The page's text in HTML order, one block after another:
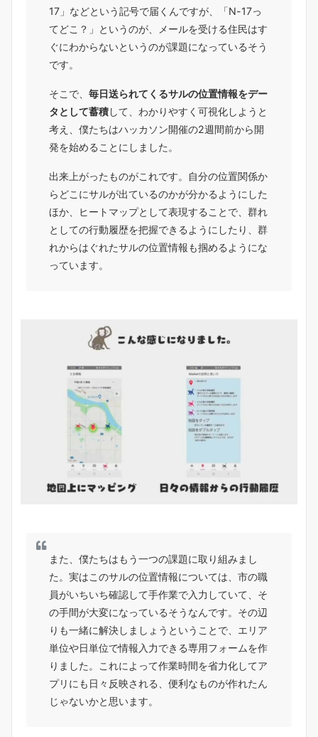
17」などという記号で届くんですが、「N-17っ
てどこ？」というのが、メールを受ける住民はす
ぐにわからないというのが課題になっているそう
です。
そこで、 毎日送られてくるサルの位置情報をデー
タとして蓄積して、わかりやすく可視化しようと
考え、僕たちはハッカソン開催の2週間前から開
発を始めることにしました。
出来上がったものがこれです。自分の位置関係か
らどこにサルが出ているのかが分かるようにした
ほか、ヒートマップとして表現することで、群れ
としての行動履歴を把握できるようにしたり、群
れからはぐれたサルの位置情報も掴めるようにな
っています。
また、僕たちはもう一つの課題に取り組みまし
た。実はこのサルの位置情報については、市の職
員がいちいち確認して手作業で入力していて、そ
の手間が大変になっているそうなんです。その辺
りも一緒に解決しましょうということで、エリア
単位や日単位で情報入力できる専用フォームを作
りました。これによって作業時間を省力化してア
プリにも日々反映される、便利なものが作れたん
じゃないかと思います。